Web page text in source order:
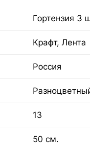
Гортензия 3
Крафт, Лента
Россия
13
50 см.